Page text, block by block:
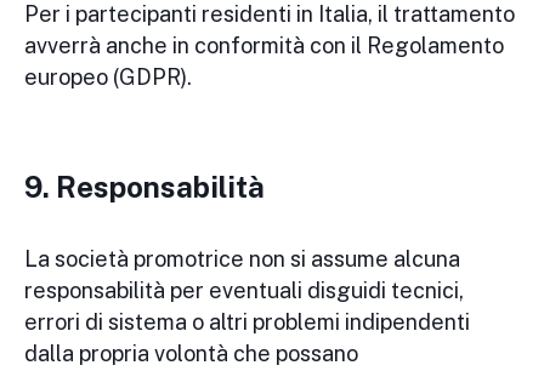
Per i partecipanti residenti in Italia, il trattamento
avverrà anche in conformità con il Regolamento
europeo (GDPR).
9. Responsabilità
La società promotrice non si assume alcuna
responsabilità per eventuali disguidi tecnici,
errori di sistema o altri problemi indipendenti
dalla propria volontà che possano